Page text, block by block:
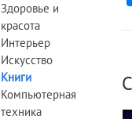
Здоровье и
красота
Интерьер
Искусство
Книги
Компьютерная
техника